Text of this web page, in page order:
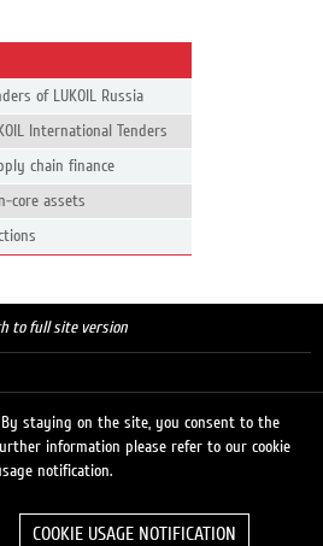
of LUKOIL Russia
International Tenders
chain finance
core assets
to full site version
By staying on the site, you consent to the
information please refer to our cookie
notification.
COOKIE USAGE NOTIFICATION